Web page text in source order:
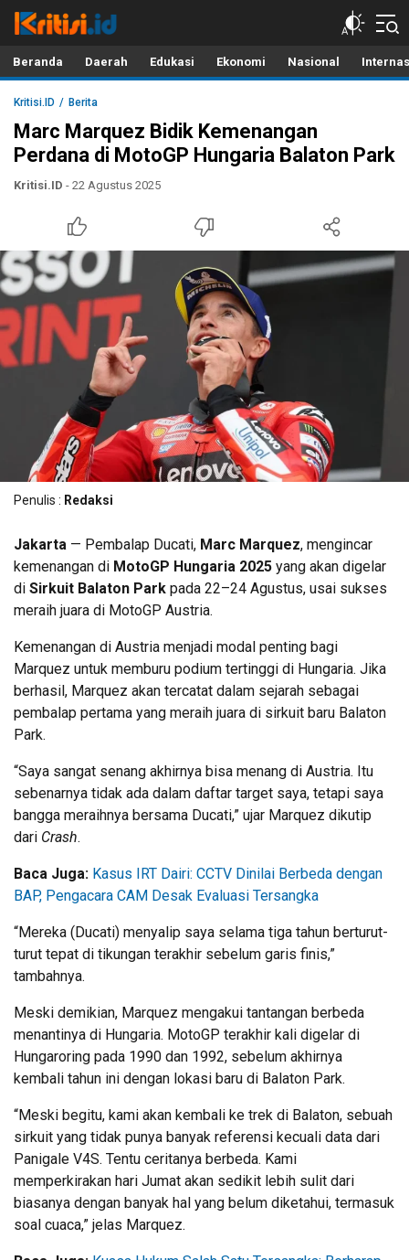
Kritisi.ID
Kritik untuk Negeri!
Beranda Daerah Edukasi Ekonomi Nasional
Kritisi.ID Berita
Marc Marquez Bidik Kemenangan
Perdana di MotoGP Hungaria Balaton Park
Kritisi.ID - 22 Agustus 2025
Penulis : Redaksi
Jakarta — Pembalap Ducati, Marc Marquez, mengincar
kemenangan di MotoGP Hungaria 2025 yang akan digelar
di Sirkuit Balaton Park pada 22–24 Agustus, usai sukses
meraih juara di MotoGP Austria.
Kemenangan di Austria menjadi modal penting bagi
Marquez untuk memburu podium tertinggi di Hungaria. Jika
berhasil, Marquez akan tercatat dalam sejarah sebagai
pembalap pertama yang meraih juara di sirkuit baru Balaton
Park.
“Saya sangat senang akhirnya bisa menang di Austria. Itu
sebenarnya tidak ada dalam daftar target saya, tetapi saya
bangga meraihnya bersama Ducati,” ujar Marquez dikutip
dari Crash.
Baca Juga: Kasus IRT Dairi: CCTV Dinilai Berbeda dengan
BAP, Pengacara CAM Desak Evaluasi Tersangka
“Mereka (Ducati) menyalip saya selama tiga tahun berturut-
turut tepat di tikungan terakhir sebelum garis finis,”
tambahnya.
Meski demikian, Marquez mengakui tantangan berbeda
menantinya di Hungaria. MotoGP terakhir kali digelar di
Hungaroring pada 1990 dan 1992, sebelum akhirnya
kembali tahun ini dengan lokasi baru di Balaton Park.
“Meski begitu, kami akan kembali ke trek di Balaton, sebuah
sirkuit yang tidak punya banyak referensi kecuali data dari
Panigale V4S. Tentu ceritanya berbeda. Kami
memperkirakan hari Jumat akan sedikit lebih sulit dari
biasanya dengan banyak hal yang belum diketahui, termasuk
soal cuaca,” jelas Marquez.